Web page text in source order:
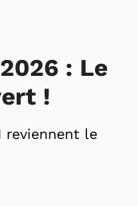
: Le
!
reviennent le